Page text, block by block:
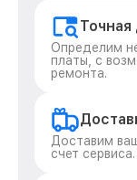
Точная
Определим
платы, с
ремонта.
Доставим
счет сервиса.